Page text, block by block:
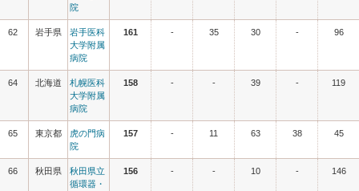
院
62 岩手県
岩手医科
大学附属
病院
161 - 35 30 - 96
64 北海道
札幌医科
大学附属
病院
158 - - 39 - 119
65 東京都
虎の門病
院
157 - 11 63 38 45
66 秋田県
秋田県立
循環器・
156 - - 10 - 146